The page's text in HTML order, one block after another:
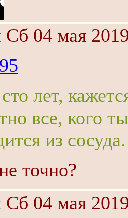
Сб 04 мая
лет,
все, кого
из сосуда.
точно?
Сб 04 мая